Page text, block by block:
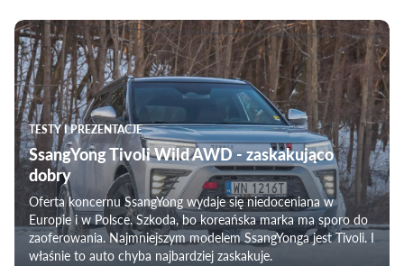
TESTY I PREZENTACJE
SsangYong Tivoli Wild AWD - zaskakująco
dobry
Oferta koncernu SsangYong wydaje się niedoceniana w
Europie i w Polsce. Szkoda, bo koreańska marka ma sporo do
zaoferowania. Najmniejszym modelem SsangYonga jest Tivoli. I
właśnie to auto chyba najbardziej zaskakuje.